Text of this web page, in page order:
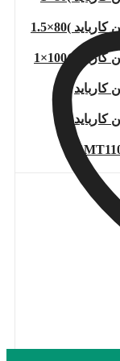
فرز اره ای تمام الماس ( تنگستن کارباید )80×1.5
فرز اره ای تمام الماس ( تنگستن کارباید )100×1
کارباید
کارباید